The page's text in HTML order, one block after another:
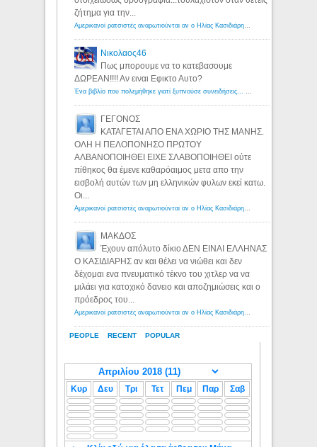
PEOPLE RECENT POPULAR
ζήτημα για την...
Νικολαος46
Πως μπορουμε να το κατεβασουμε
ΔΩΡΕΑΝ!!!! Αν ειναι Εφικτο Αυτο?
ΓΕΓΟΝΟΣ
ΚΑΤΑΓΕΤΑΙ ΑΠΟ ΕΝΑ ΧΩΡΙΟ ΤΗΣ ΜΑΝΗΣ.
ΟΛΗ Η ΠΕΛΟΠΟΝΗΣΟ ΠΡΩΤΟΥ
ΑΛΒΑΝΟΠΟΙΗΘΕΙ ΕΙΧΕ ΣΛΑΒΟΠΟΙΗΘΕΙ ούτε
πίθηκος θα έμενε καθαρόαιμος μετα απο την
εισβολή αυτών των μη ελληνικών φυλων εκεί κατω.
Οι...
ΜΑΚΔΟΣ
Έχουν απόλυτο δίκιο ΔΕΝ ΕΙΝΑΙ ΕΛΛΗΝΑΣ
Ο ΚΑΣΙΔΙΑΡΗΣ αν και θέλει να νιώθει και δεν
δέχομαι ενα πνευματικό τέκνο του χιτλερ να να
μιλάει για κατοχικό δανειο και αποζημιώσεις και ο
πρόεδρος του...
Κυρ Δευ Τρι Τετ Πεμ Παρ Σαβ